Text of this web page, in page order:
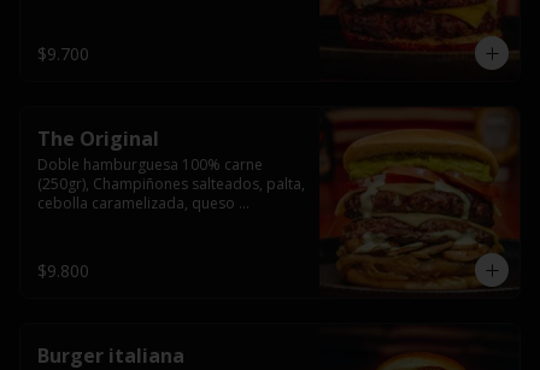
$9.700
The Original
Doble hamburguesa 100% carne
(250gr), Champiñones salteados, palta,
cebolla caramelizada, queso
fritas.
$9.800
Burger italiana